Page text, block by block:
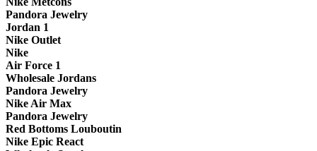
Pandora Jewelry
Jordan 1
Nike Outlet
Nike
Air Force 1
Wholesale Jordans
Pandora Jewelry
Nike Air Max
Pandora Jewelry
Red Bottoms Louboutin
Nike Epic React